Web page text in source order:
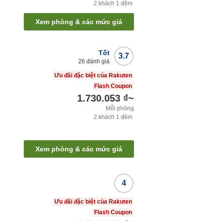
2 khách 1 đêm
Xem phòng & các mức giá
3.7
Tốt
26 đánh giá
Ưu đãi đặc biệt của Rakuten
Flash Coupon
1.730.053 ₫~
Mỗi phòng
2 khách 1 đêm
Xem phòng & các mức giá
4
Ưu đãi đặc biệt của Rakuten
Flash Coupon